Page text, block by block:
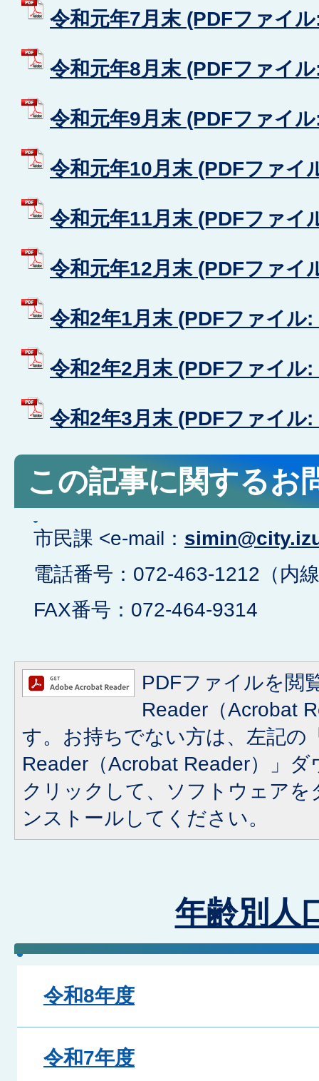
令和元年7月末 (PDFファイ
令和元年8月末 (PDFファイ
令和元年9月末 (PDFファイ
令和元年10月末 (PDFファイ
令和元年11月末 (PDFファイ
令和元年12月末 (PDFファイ
令和2年1月末 (PDFファイル
令和2年2月末 (PDFファイル
令和2年3月末 (PDFファイル
この記事に関するお
市民課 <e-mail：
電話番号：072-463-1212（内
FAX番号：072-464-9314
PDFファイルを閲
Reader（Acrobat
す。お持ちでない方は、左記の
Reader（Acrobat Reader）」
クリックして、ソフトウェア
ンストールしてください。
年齢別人
令和8年度
令和7年度